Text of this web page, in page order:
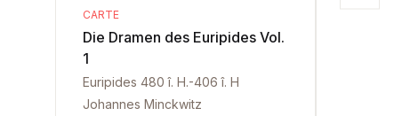
CARTE
Die Dramen des Euripides Vol.
1
Euripides 480 î. H.-406 î. H
Johannes Minckwitz